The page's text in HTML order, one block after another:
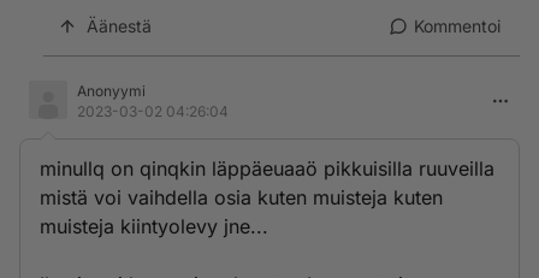
Äänestä Kommentoi
Anonyymi
2023-03-02 04:26:04
minullq on qinqkin läppäeuaaö pikkuisilla ruuveilla
mistä voi vaihdella osia kuten muisteja kuten
muisteja kiintyolevy jne...